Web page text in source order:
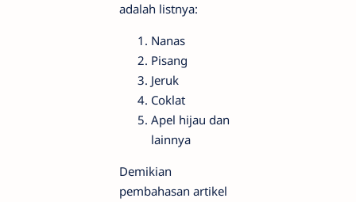
adalah listnya:
Nanas
Pisang
Jeruk
Coklat
Apel hijau dan
lainnya
Demikian
pembahasan artikel